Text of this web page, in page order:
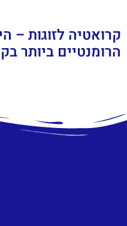
קרואטיה לזוגות –
הרומנטיים ביותר